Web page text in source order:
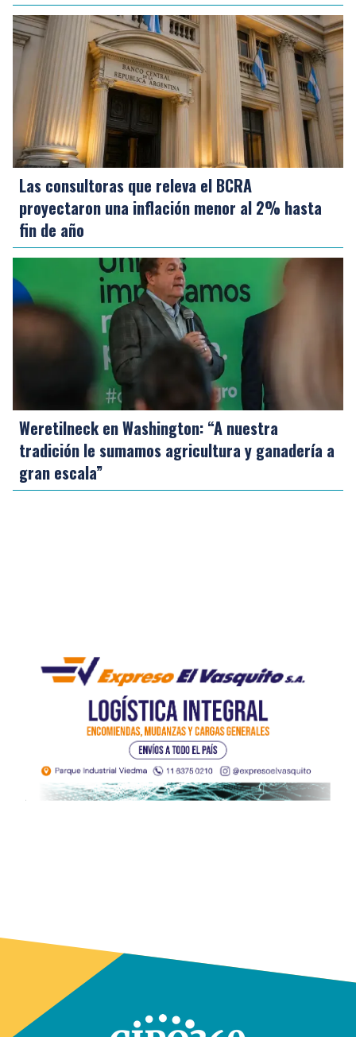
Las consultoras que releva el BCRA
proyectaron una inflación menor al 2% hasta
fin de año
Weretilneck en Washington: “A nuestra
tradición le sumamos agricultura y ganadería a
gran escala”